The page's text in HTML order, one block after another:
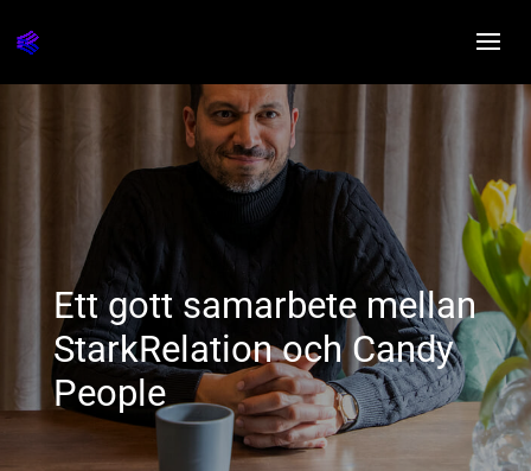
Ett gott samarbete mellan
StarkRelation och Candy
People